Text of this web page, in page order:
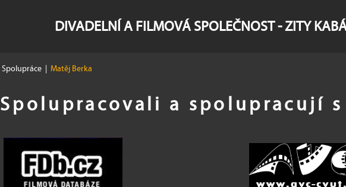
DIVADELNÍ A FILMOVÁ SPOLEČNOST - ZITY
Spolupráce | Matěj Berka
Spolupracovali a spolupracují s